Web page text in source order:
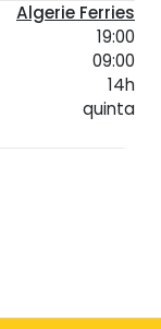
Algerie Ferries
19:00
09:00
14h
quinta